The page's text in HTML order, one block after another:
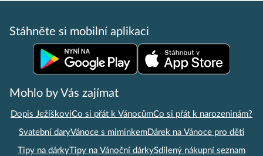
Stáhněte si mobilní aplikaci
Mohlo by Vás zajímat
Dopis JežíškoviCo si přát k VánocůmCo si přát k narozeninám?
Svatební daryVánoce s miminkemDárek na Vánoce pro děti
Tipy na dárkyTipy na Vánoční dárkySdílený nákupní seznam